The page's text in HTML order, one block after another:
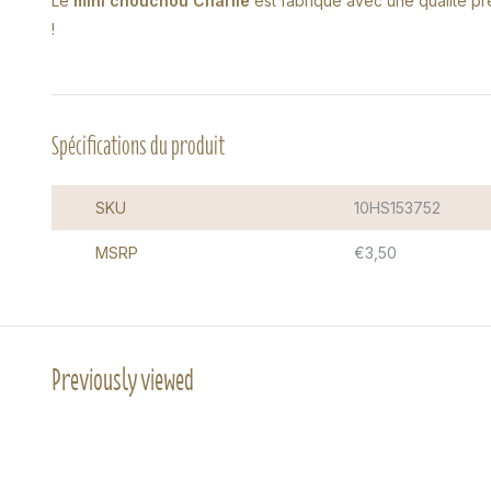
!
Spécifications du produit
SKU 10HS153752
MSRP €3,50
Previously viewed